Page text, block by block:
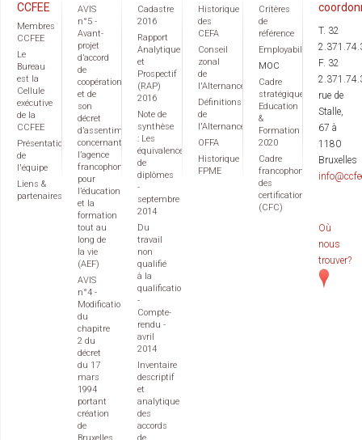
CCFEE
Membres
CCFEE
Le
Bureau
est la
Cellule
exécutive
de la
CCFEE
Présentation
de
l'équipe
Liens &
partenaires
AVIS
n°5 -
Avant-
projet
d’accord
de
coopération
et de
son
décret
d’assentiment
concernant
l’agence
francophone
pour
l’éducation
et la
formation
tout au
long de
la vie
(AEF)
AVIS
n°4 -
Modification
du
chapitre
2 du
décret
du 17
mars
1994
portant
création
de
Cadastre
2016
Rapport
Analytique
et
Prospectif
(RAP)
2016
Note de
synthèse
: Les
équivalences
de
diplômes
-
septembre
2014
Du
travail
non
qualifié
à la
qualification
-
Compte-
rendu -
avril
2014
Inventaire
descriptif
et
analytique
des
accords
Historique
des
CEFA
Conseil
zonal
de
l'Alternance
Définitions
de
l'Alternance
OFFA
Historique
FPME
Critères
de
référence
Employabilité
MOC
Cadre
stratégique
Education
&
Formation
2020
Cadre
francophone
des
certifications
(CFC)
T. 32
F. 32
rue de
Stalle,
67 à
1180
Bruxelles
Où
nous
trouver?